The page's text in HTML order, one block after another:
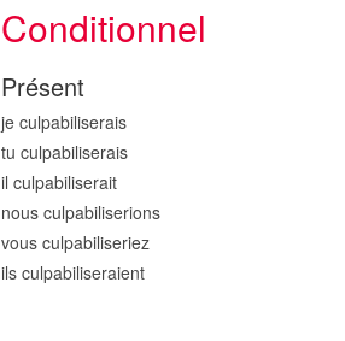
Conditionnel
Présent
je culpabiliserais
tu culpabiliserais
il culpabiliserait
nous culpabiliserions
vous culpabiliseriez
ils culpabiliseraient